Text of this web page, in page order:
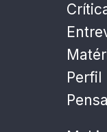
Perfil